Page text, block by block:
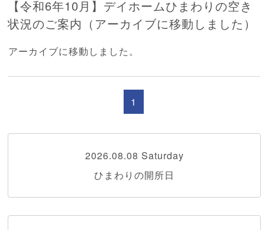
【令和6年10月】デイホームひまわりの空き
状況のご案内（アーカイブに移動しました）
アーカイブに移動しました。
1
2026.08.08 Saturday
ひまわりの開所日